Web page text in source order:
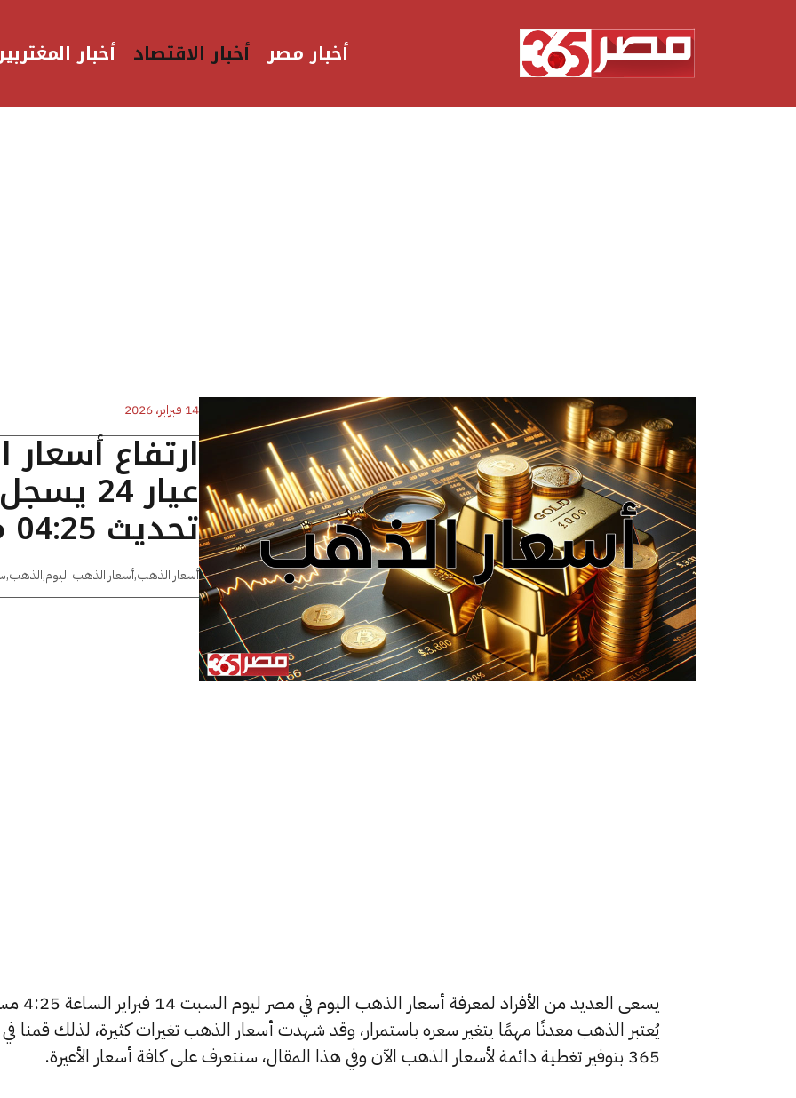
أخبار مصر أخبار الاقتصاد أخبار
14 فبراير، 2026
ارتفاع
تحديث 04:25 مساءًا
أسعار الذهب,أسعار الذهب اليوم,الذهب,
يسعى العديد من الأفراد لمعرفة
يُعتبر الذهب معدنًا مهمًا يتغير سعره باستمرار، وقد شهدت أسعار الذهب تغيرات كثيرة، لذلك قمنا
365 بتوفير تغطية دائمة لأسعار الذهب الآن وفي هذا المقال، سنتعرف على كافة أسعار الأعيرة.